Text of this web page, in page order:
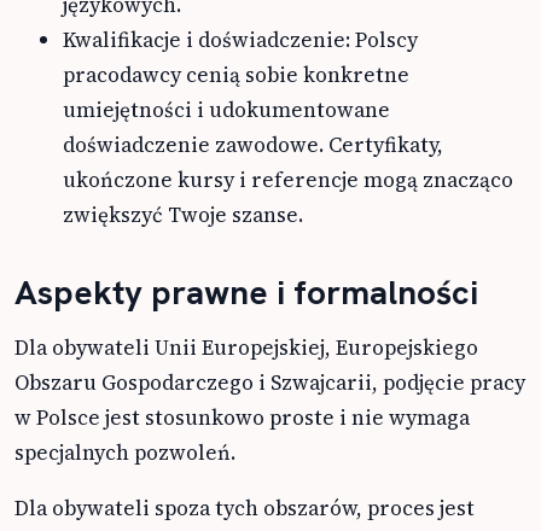
Kwalifikacje i doświadczenie: Polscy
pracodawcy cenią sobie konkretne
umiejętności i udokumentowane
doświadczenie zawodowe. Certyfikaty,
ukończone kursy i referencje mogą znacząco
zwiększyć Twoje szanse.
Aspekty prawne i formalności
Dla obywateli Unii Europejskiej, Europejskiego
Obszaru Gospodarczego i Szwajcarii, podjęcie pracy
w Polsce jest stosunkowo proste i nie wymaga
specjalnych pozwoleń.
Dla obywateli spoza tych obszarów, proces jest